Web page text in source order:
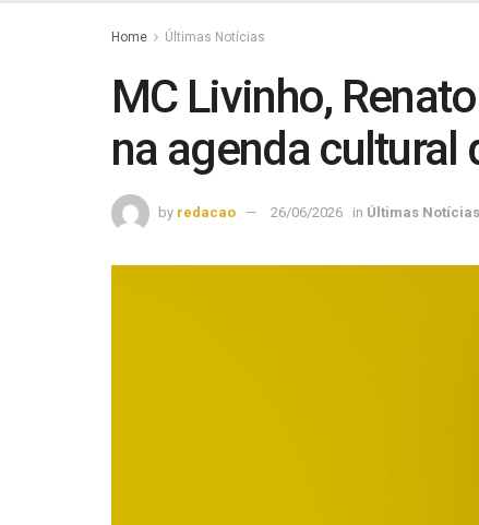
Home Últimas Notícias
MC Livinho,
na agenda cultural
by redacao 26/06/2026 in Últimas Notícias